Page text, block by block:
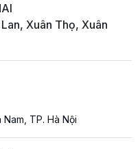
Xuân Thọ, Xuân
TP. Hà Nội